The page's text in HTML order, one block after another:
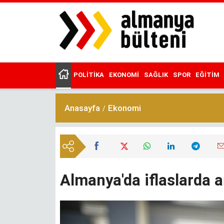
Main
menu
POLITIKA EKONOMI SAĞLIK SPOR EĞITIM
Anasayfa Ekonomi
Almanya'da iflaslarda